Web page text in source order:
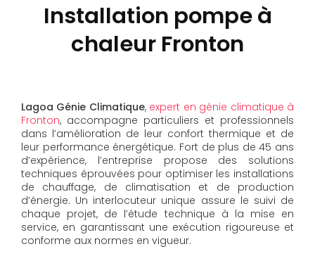
Installation pompe à
chaleur Fronton
Lagoa Génie Climatique, expert en génie climatique à
Fronton, accompagne particuliers et professionnels
dans l’amélioration de leur confort thermique et de
leur performance énergétique. Fort de plus de 45 ans
d’expérience, l’entreprise propose des solutions
techniques éprouvées pour optimiser les installations
de chauffage, de climatisation et de production
d’énergie. Un interlocuteur unique assure le suivi de
chaque projet, de l’étude technique à la mise en
service, en garantissant une exécution rigoureuse et
conforme aux normes en vigueur.